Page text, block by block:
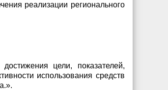
реализации регионального
цели, показателей,
использования средств